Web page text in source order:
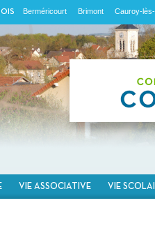
VIE ASSOCIATIVE VIE
Berméricourt Brimont Cauroy-